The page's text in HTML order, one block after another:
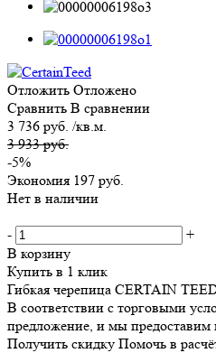
Отложить Отложено
Сравнить В сравнении
3 736 руб. /кв.м.
3 933 руб.
-5%
Экономия 197 руб.
Нет в наличии
-
+
В корзину
Купить в 1 клик
Гибкая черепица CERTAIN
В соответствии с торговыми
предложение, и мы
Получить скидку Помочь в